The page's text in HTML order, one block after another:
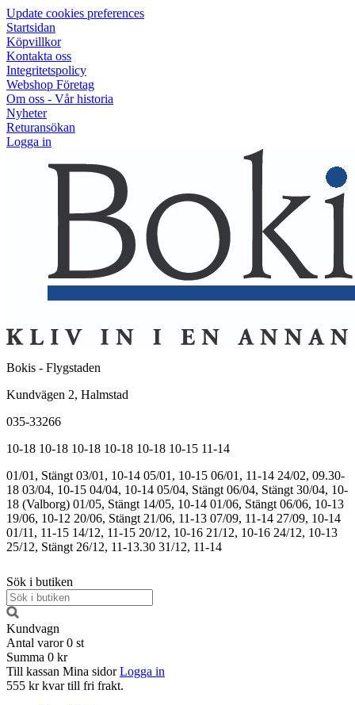
Update cookies preferences
Startsidan
Köpvillkor
Kontakta oss
Integritetspolicy
Webshop Företag
Om oss - Vår historia
Nyheter
Returansökan
Logga in
Bokis - Flygstaden
Kundvägen 2, Halmstad
035-33266
10-18 10-18 10-18 10-18 10-18 10-15 11-14
01/01, Stängt 03/01, 10-14 05/01, 10-15 06/01, 11-14 24/02, 09.30-
18 03/04, 10-15 04/04, 10-14 05/04, Stängt 06/04, Stängt 30/04, 10-
18 (Valborg) 01/05, Stängt 14/05, 10-14 01/06, Stängt 06/06, 10-13
19/06, 10-12 20/06, Stängt 21/06, 11-13 07/09, 11-14 27/09, 10-14
01/11, 11-15 14/12, 11-15 20/12, 10-16 21/12, 10-16 24/12, 10-13
25/12, Stängt 26/12, 11-13.30 31/12, 11-14
Sök i butiken
Kundvagn
Antal varor 0 st
Summa 0 kr
Till kassan Mina sidor Logga in
555 kr kvar till fri frakt.